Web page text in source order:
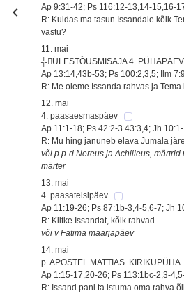
Ap 9:31-42; Ps 116:12-13,14-15,16-
R: Kuidas ma tasun Issandale kõik
vastu?
11. mai
╬ÜLESTÕUSMISAJA 4. PÜHAPÄEV
Ap 13:14,43b-53; Ps 100:2,3,5; Ilm
R: Me oleme Issanda rahvas ja Tema
12. mai
4. paasaesmaspäev
Ap 11:1-18; Ps 42:2-3.43:3,4; Jh
R: Mu hing januneb elava Jumala
või p p-d Nereus ja Achilleus, märtrid
märter
13. mai
4. paasateisipäev
Ap 11:19-26; Ps 87:1b-3,4-5,6-7; Jh
R: Kiitke Issandat, kõik rahvad.
või v Fatima maarjapäev
14. mai
p. APOSTEL MATTIAS. KIRIKUPÜHA
Ap 1:15-17,20-26; Ps 113:1bc-2,3-
R: Issand pani ta istuma oma rahva